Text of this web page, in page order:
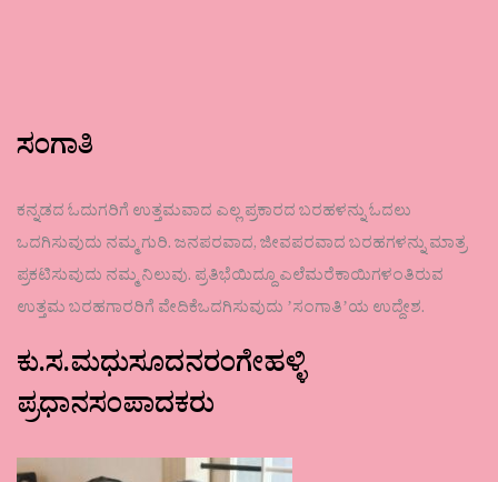
ಸಂಗಾತಿ
ಕನ್ನಡದ ಓದುಗರಿಗೆ ಉತ್ತಮವಾದ ಎಲ್ಲ ಪ್ರಕಾರದ ಬರಹಳನ್ನು ಓದಲು
ಒದಗಿಸುವುದು ನಮ್ಮ ಗುರಿ. ಜನಪರವಾದ, ಜೀವಪರವಾದ ಬರಹಗಳನ್ನು ಮಾತ್ರ
ಪ್ರಕಟಿಸುವುದು ನಮ್ಮ ನಿಲುವು. ಪ್ರತಿಭೆಯಿದ್ದೂ ಎಲೆಮರೆಕಾಯಿಗಳಂತಿರುವ
ಉತ್ತಮ ಬರಹಗಾರರಿಗೆ ವೇದಿಕೆಒದಗಿಸುವುದು ʼಸಂಗಾತಿʼಯ ಉದ್ದೇಶ.
ಕು.ಸ.ಮಧುಸೂದನರಂಗೇಹಳ್ಳಿ
ಪ್ರಧಾನಸಂಪಾದಕರು